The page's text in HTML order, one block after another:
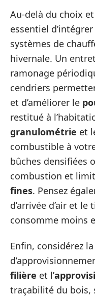
Au-delà du choix
essentiel
systèmes de
hivernale. Un
ramonage
cendriers
et d’améliorer le
restitué à
granulométrie et
combustible à
bûches densifiées
combustion et
fines. Pensez
d’arrivée d’air et
consomme moins
Enfin, considérez
filière et l’
traçabilité du bois,